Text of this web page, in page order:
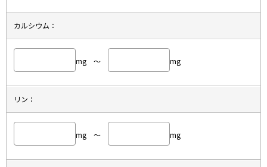
カルシウム：
mg ～ mg
リン：
mg ～ mg